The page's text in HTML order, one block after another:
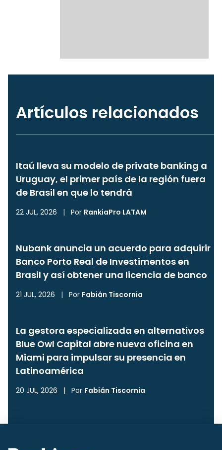
Artículos relacionados
Itaú lleva su modelo de private banking a
Uruguay, el primer país de la región fuera
de Brasil en que lo tendrá
22 JUL, 2026 | Por RankiaPro LATAM
Nubank anuncia un acuerdo para adquirir
Banco Porto Real de Investimentos en
Brasil y así obtener una licencia de banco
21 JUL, 2026 | Por Fabián Tiscornia
La gestora especializada en alternativos
Blue Owl Capital abre nueva oficina en
Miami para impulsar su presencia en
Latinoamérica
20 JUL, 2026 | Por Fabián Tiscornia